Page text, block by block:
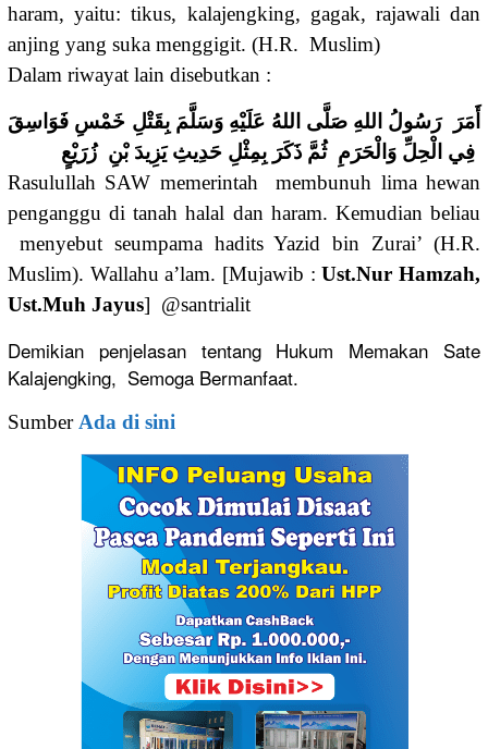
haram, yaitu: tikus, kalajengking, gagak, rajawali dan
anjing yang suka menggigit. (H.R. Muslim)
Dalam riwayat lain disebutkan :
أَمَرَ رَسُولُ اللهِ صَلَّى اللهُ عَلَيْهِ وَسَلَّمَ بِقَتْلِ خَمْسِ فَوَاسِقَ
فِي الْحِلِّ وَالْحَرَمِ ثُمَّ ذَكَرَ بِمِثْلِ حَدِيثِ يَزِيدَ بْنِ زُرَيْعٍ
Rasulullah SAW memerintah membunuh lima hewan
penganggu di tanah halal dan haram. Kemudian beliau
menyebut seumpama hadits Yazid bin Zurai’ (H.R.
Muslim). Wallahu a’lam. [Mujawib :Ust.Nur Hamzah,
Ust.Muh Jayus] @santrialit
Demikian penjelasan tentang Hukum Memakan Sate
Kalajengking, Semoga Bermanfaat.
Sumber Ada di sini